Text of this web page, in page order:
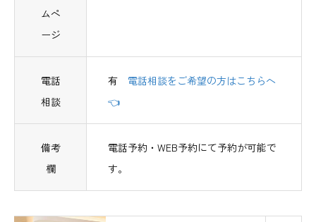
ムペ
ージ
電話
相談
有 電話相談をご希望の方はこちらへ
👈
備考
欄
電話予約・WEB予約にて予約が可能で
す。